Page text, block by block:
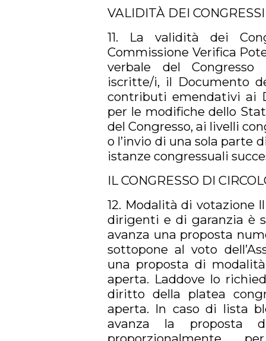
VALIDITÀ DEI CONGRESSI
11. La validità dei
Commissione Verifica
verbale del Congresso
iscritte/i, il Documento
contributi emendativi ai
per le modifiche dello
del Congresso, ai livelli
o l’invio di una sola parte
istanze congressuali
IL CONGRESSO DI
12. Modalità di votazione
dirigenti e di garanzia è
avanza una proposta
sottopone al voto
una proposta di
aperta. Laddove lo
diritto della platea
aperta. In caso di lista
avanza la proposta